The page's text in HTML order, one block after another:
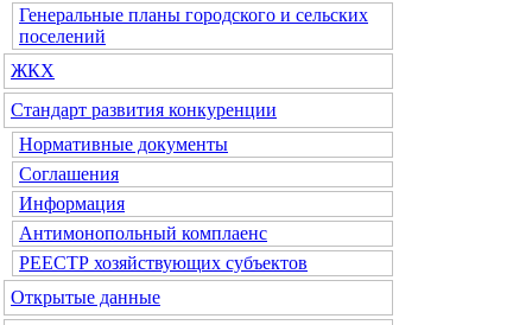
Генеральные планы городского и сельских
поселений
ЖКХ
Стандарт развития конкуренции
Нормативные документы
Соглашения
Информация
Антимонопольный комплаенс
РЕЕСТР хозяйствующих субъектов
Открытые данные